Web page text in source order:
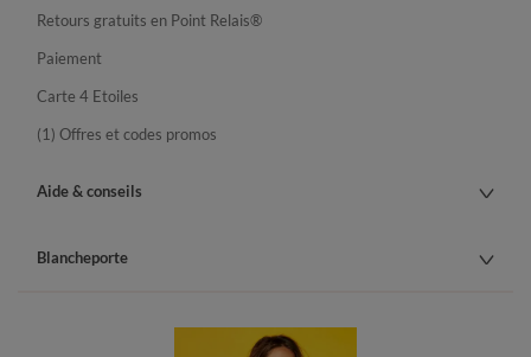
Retours gratuits en Point Relais®
Paiement
Carte 4 Etoiles
(1) Offres et codes promos
Aide & conseils
Blancheporte